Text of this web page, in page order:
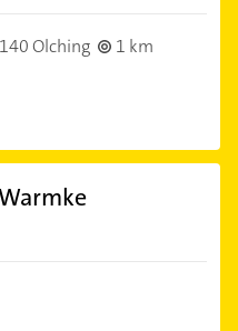
Olching
1 km